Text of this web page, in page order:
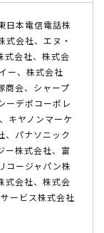
日本電信電話株
式会社、エヌ・
式会社、株式会
ー、株式会社
商会、シャープ
ーデポコーポレ
キヤノンマーケ
、パナソニック
ー株式会社、富
コージャパン株
式会社、株式会
ービス株式会社